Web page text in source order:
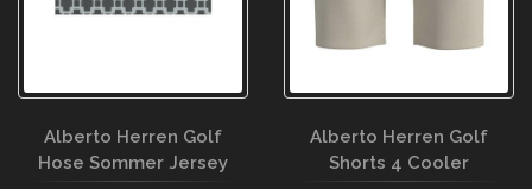
Alberto Herren Golf
Hose Sommer Jersey
Alberto Herren Golf
Shorts 4 Cooler